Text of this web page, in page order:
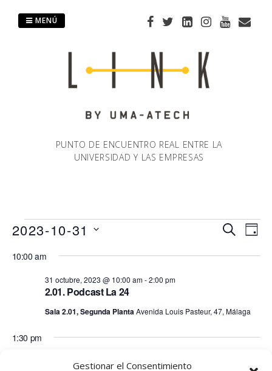
Gestionar el Consentimiento
PUNTO DE ENCUENTRO REAL ENTRE LA
UNIVERSIDAD Y LAS EMPRESAS
MENÚ
Eventos
en
octubre,
de
y
BUSCAR
de
de
DÍA
2023-10-31
la
10:00 am
2.01. Podcast La 24
31 octubre, 2023 @ 10:00 am-2:00 pm
Sala 2.01, Segunda PlantaAvenida Louis Pasteur, 47, Málaga
1:30 pm